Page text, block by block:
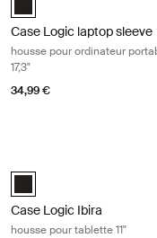
Case Logic laptop sleeve
housse pour ordinateur
17,3"
34,99 €
Case Logic Ibira Laptop
Case Logic Ibira
housse pour tablette 11"